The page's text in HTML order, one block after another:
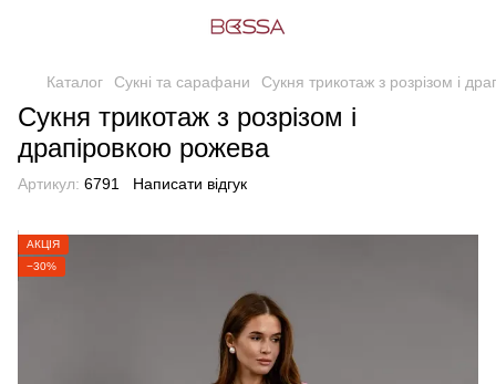
Каталог Сукні та сарафани Сукня трикотаж з розрізом і
Сукня трикотаж з розрізом і
драпіровкою рожева
Артикул: 6791 Написати відгук
АКЦІЯ
−30%